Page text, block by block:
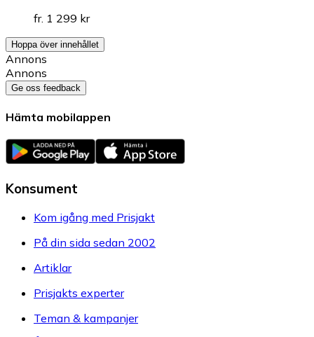
fr. 1 299 kr
Hoppa över innehållet
Annons
Annons
Ge oss feedback
Hämta mobilappen
Konsument
Kom igång med Prisjakt
På din sida sedan 2002
Artiklar
Prisjakts experter
Teman & kampanjer